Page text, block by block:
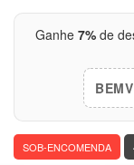
Entrar
ACESSÓRIOS
Ganhe 7%de
SOB-ENCOMENDA